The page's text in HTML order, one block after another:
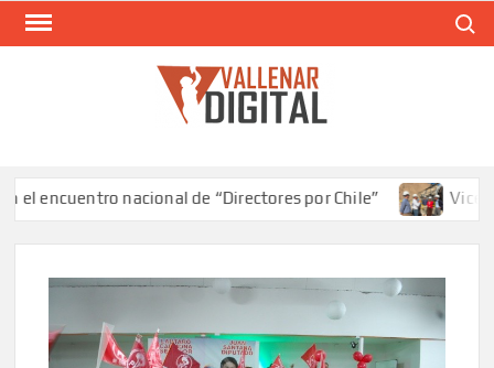
Saltar
nacional de “Directores por Chile”